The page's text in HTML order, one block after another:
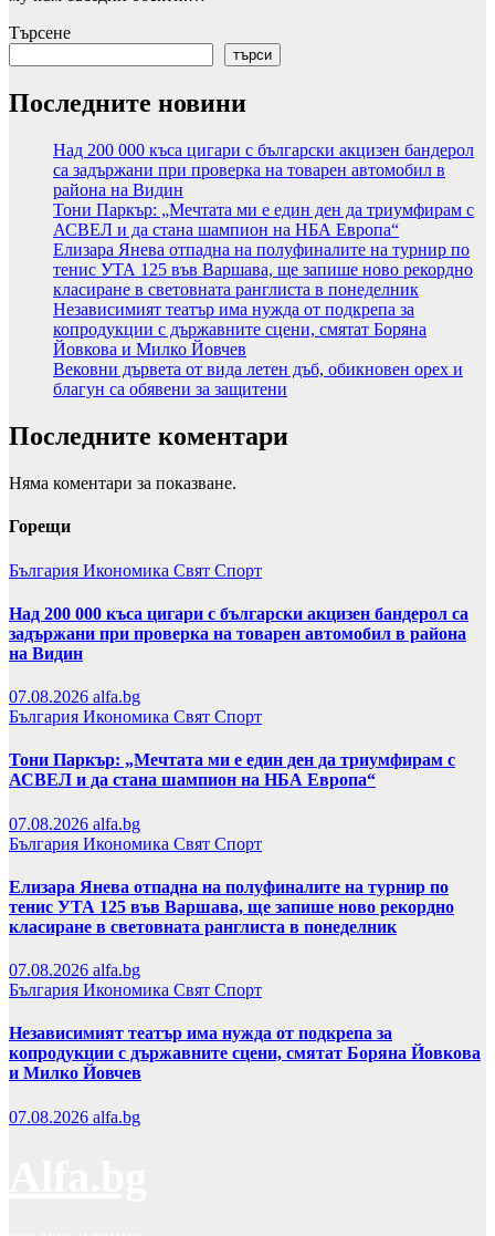
Търсене
търси
Последните новини
Над 200 000 къса цигари с български акцизен бандерол
са задържани при проверка на товарен автомобил в
района на Видин
Тони Паркър: „Мечтата ми е един ден да триумфирам с
АСВЕЛ и да стана шампион на НБА Европа“
Елизара Янева отпадна на полуфиналите на турнир по
тенис УТА 125 във Варшава, ще запише ново рекордно
класиране в световната ранглиста в понеделник
Независимият театър има нужда от подкрепа за
копродукции с държавните сцени, смятат Боряна
Йовкова и Милко Йовчев
Вековни дървета от вида летен дъб, обикновен орех и
благун са обявени за защитени
Последните коментари
Няма коментари за показване.
Горещи
България Икономика Свят Спорт
Над 200 000 къса цигари с български акцизен бандерол са
задържани при проверка на товарен автомобил в района
на Видин
07.08.2026 alfa.bg
България Икономика Свят Спорт
Тони Паркър: „Мечтата ми е един ден да триумфирам с
АСВЕЛ и да стана шампион на НБА Европа“
07.08.2026 alfa.bg
България Икономика Свят Спорт
Елизара Янева отпадна на полуфиналите на турнир по
тенис УТА 125 във Варшава, ще запише ново рекордно
класиране в световната ранглиста в понеделник
07.08.2026 alfa.bg
България Икономика Свят Спорт
Независимият театър има нужда от подкрепа за
копродукции с държавните сцени, смятат Боряна Йовкова
и Милко Йовчев
07.08.2026 alfa.bg